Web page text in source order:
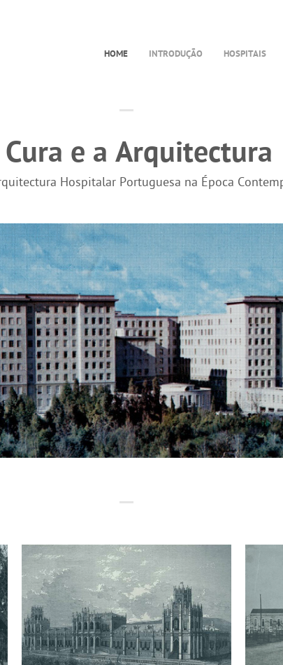
HOME INTRODUÇÃO HOSPITAIS
e a Arquitectura
Hospitalar Portuguesa na Época